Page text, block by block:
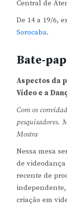
Central de
De 14 a 19/6,
Sorocaba.
Bate-
Aspectos da
Vídeo e a
Com os
pesquisadores.
Mostra
Nessa mesa
de
recente de
independente,
criação em